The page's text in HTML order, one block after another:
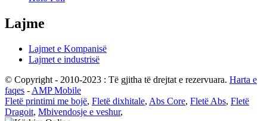
Lajme
Lajmet e Kompanisë
Lajmet e industrisë
© Copyright - 2010-2023 : Të gjitha të drejtat e rezervuara. Harta e
faqes - AMP Mobile
Fletë printimi me bojë, Fletë dixhitale, Abs Core, Fletë Abs, Fletë
Dragoit, Mbivendosje e veshur,